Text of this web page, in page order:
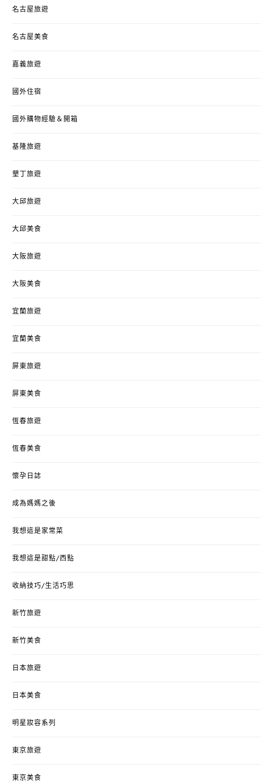
名古屋旅遊
名古屋美食
嘉義旅遊
國外住宿
國外購物經驗＆開箱
基隆旅遊
墾丁旅遊
大邱旅遊
大邱美食
大阪旅遊
大阪美食
宜蘭旅遊
宜蘭美食
屏東旅遊
屏東美食
恆春旅遊
恆春美食
懷孕日誌
成為媽媽之後
我想這是家常菜
我想這是甜點/西點
收納技巧/生活巧思
新竹旅遊
新竹美食
日本旅遊
日本美食
明星妝容系列
東京旅遊
東京美食